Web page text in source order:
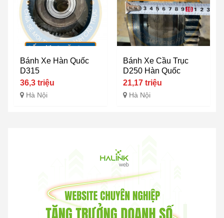
Bánh Xe Hàn Quốc
D315
36,3 triệu
Hà Nội
Bánh Xe Cầu Trục
D250 Hàn Quốc
21,17 triệu
Hà Nội